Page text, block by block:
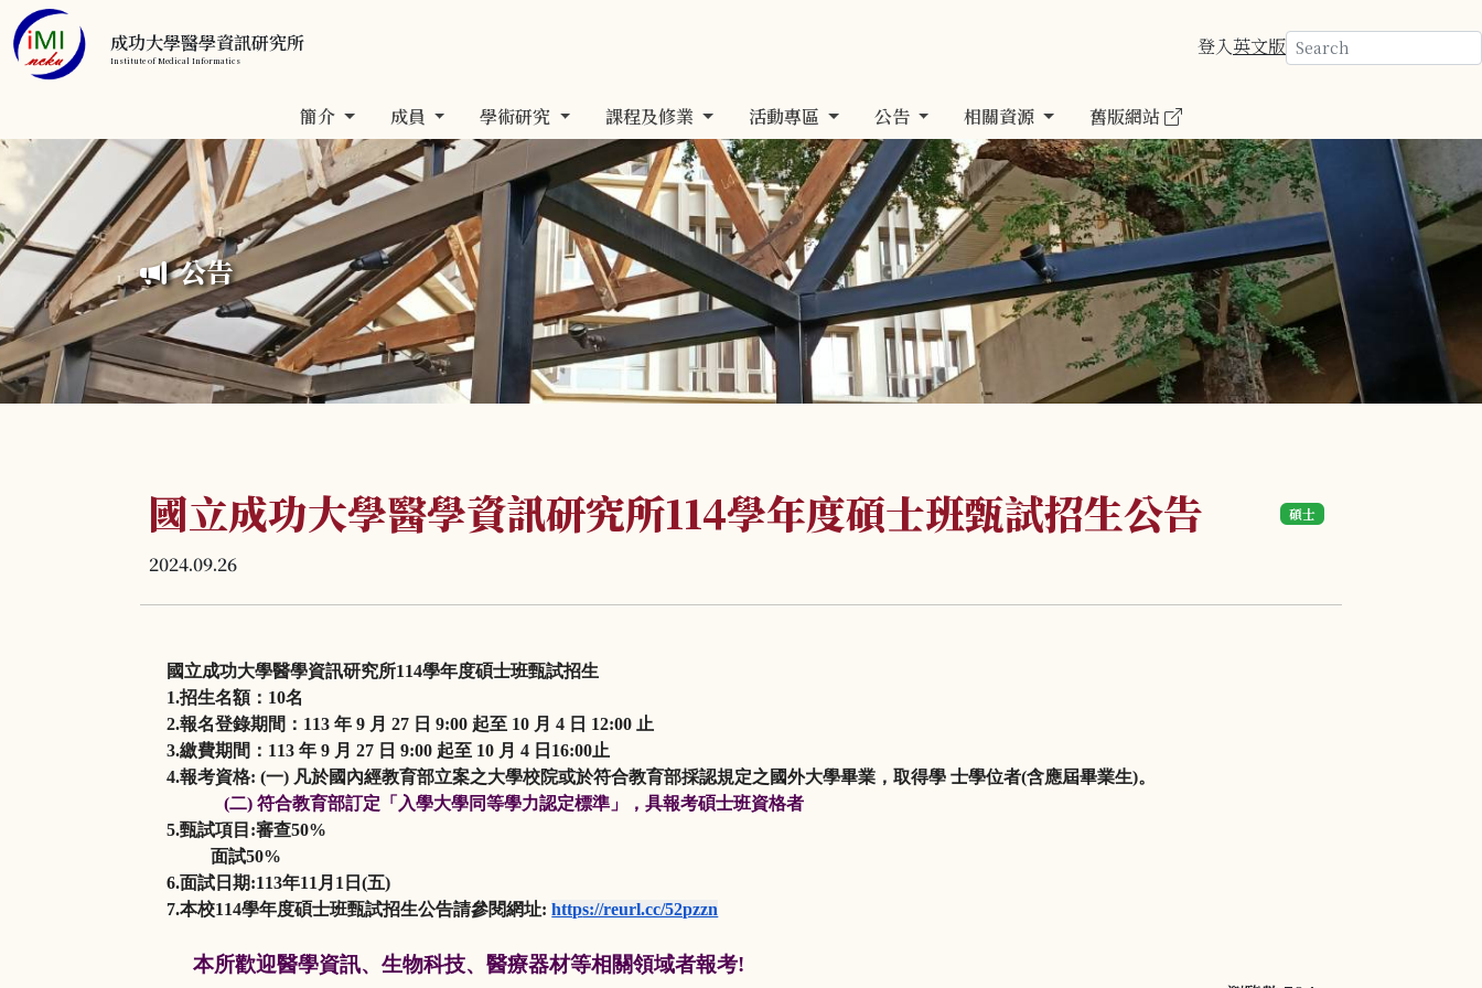
成功大學醫學資訊研究所
Institute of Medical Informatics
登入英文版
簡介 成員 學術研究 課程及修業 活動專區 公告 相關資源 舊版網站
公告
國立成功大學醫學資訊研究所114學年度碩士班甄試招生公告 碩士
2024.09.26
國立成功大學醫學資訊研究所114學年度碩士班甄試招生
1.招生名額： 10名
2.報名登錄期間： 113年 9 月 27 日 9:00 起至 10 月 4 日 12:00 止
3.繳費期間： 113年 9 月 27 日 9:00 起至 10 月 4 日 16:00止
4.報考資格: (⼀) 凡於國內經教育部立案之大學校院或於符合教育部採認規定之國外大學畢業，取得學 士學位者(含應屆畢業生)。
(二)符合教育部訂定「入學大學同等學力認定標準」，具報考碩士班資格者
5.甄試項目 :審查50%
面試50%
6.面試日期:113年11 月 1 日(五)
7.本校114學年度碩士班甄試招生公告請參閱網址:https://reurl.cc/52pzzn
本所歡迎醫學資訊、生物科技、醫療器材等相關領域者報考!